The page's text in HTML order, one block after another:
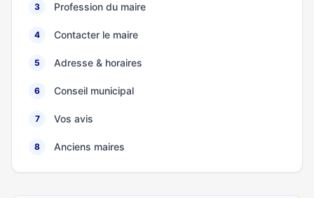
3 Profession du maire
4 Contacter le maire
5 Adresse & horaires
6 Conseil municipal
7 Vos avis
8 Anciens maires